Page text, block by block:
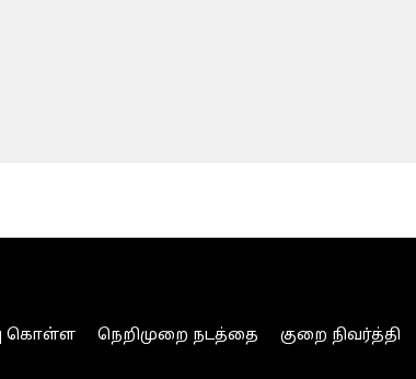
கொள்ள நெறிமுறை நடத்தை குறை நிவர்த்தி